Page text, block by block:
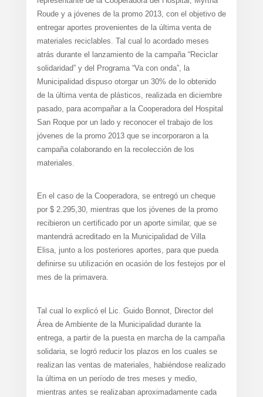
Roude y a jóvenes de la promo 2013, con el objetivo de
entregar aportes provenientes de la última venta de
materiales reciclables. Tal cual lo acordado meses
atrás durante el lanzamiento de la campaña “Reciclar
solidaridad” y del Programa “Va con onda”, la
Municipalidad dispuso otorgar un 30% de lo obtenido
de la última venta de plásticos, realizada en diciembre
pasado, para acompañar a la Cooperadora del Hospital
San Roque por un lado y reconocer el trabajo de los
jóvenes de la promo 2013 que se incorporaron a la
campaña colaborando en la recolección de los
materiales.
En el caso de la Cooperadora, se entregó un cheque
por $ 2.295,30, mientras que los jóvenes de la promo
recibieron un certificado por un aporte similar, que se
mantendrá acreditado en la Municipalidad de Villa
Elisa, junto a los posteriores aportes, para que pueda
definirse su utilización en ocasión de los festejos por el
mes de la primavera.
Tal cual lo explicó el Lic. Guido Bonnot, Director del
Área de Ambiente de la Municipalidad durante la
entrega, a partir de la puesta en marcha de la campaña
solidaria, se logró reducir los plazos en los cuales se
realizan las ventas de materiales, habiéndose realizado
la última en un período de tres meses y medio,
mientras antes se realizaban aproximadamente cada